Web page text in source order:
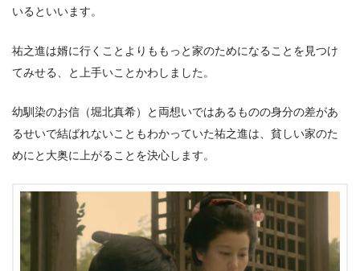
いるといいます。
祐之進は婿に行くことよりももっと家のためになることを見つけ
てみせる、と上手いことかわしました。
幼馴染のお信（堀北真希）と両想いではあるものの身分の差があ
るせいで結ばれないこともわかっていた祐之進は、貧しい家のた
めにと大奥に上がることを決心します。